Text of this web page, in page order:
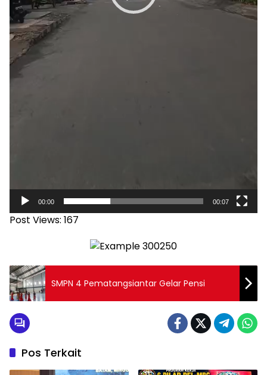
00:00 00:07
Post Views: 167
SMPN 4 Pematangsiantar Gelar Pensi
Pos Terkait